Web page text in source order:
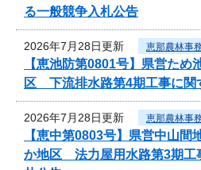
る一般競争入札公告
2026年7月28日更新 恵那農林事
【恵池防第0801号】県営た
区 下流排水路第4期工事に関
2026年7月28日更新 恵那農林事
【恵中第0803号】県営中山
か地区 法力屋用水路第3期工